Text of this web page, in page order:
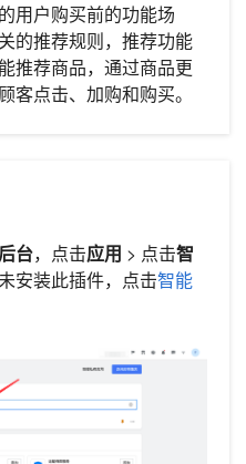
用户购买前的功能场
的推荐规则，推荐功能
推荐商品，通过商品更
顾客点击、加购和购买。
台，点击应用 > 点击智
安装此插件，点击智能